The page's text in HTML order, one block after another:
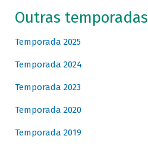
Outras temporadas
Temporada 2025
Temporada 2024
Temporada 2023
Temporada 2020
Temporada 2019